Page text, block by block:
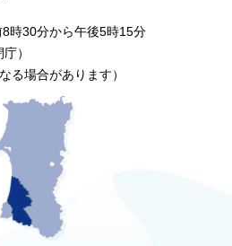
時30分から午後5時15分
）
る場合があります）